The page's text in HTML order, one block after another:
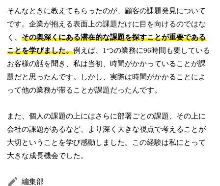
そんなときに教えてもらったのが、顧客の課題発見について
です。企業が抱える表面上の課題だけに目を向けるのではな
く、その奥深くにある潜在的な課題を探すことが重要である
ことを学びました。例えば、1つの業務に96時間も要している
お客様の話を聞き、私は当初、時間がかかっていることが課
題だと思ったんです。しかし、実際は時間がかかることによ
って他の業務が滞ることが課題だったんです。
また、個人の課題の上にはさらに部署ごとの課題、その上に
会社の課題があるなど、より深く大きな視点で考えることが
大切ということを学び感動しました。この経験は私にとって
大きな成長機会でした。
編集部